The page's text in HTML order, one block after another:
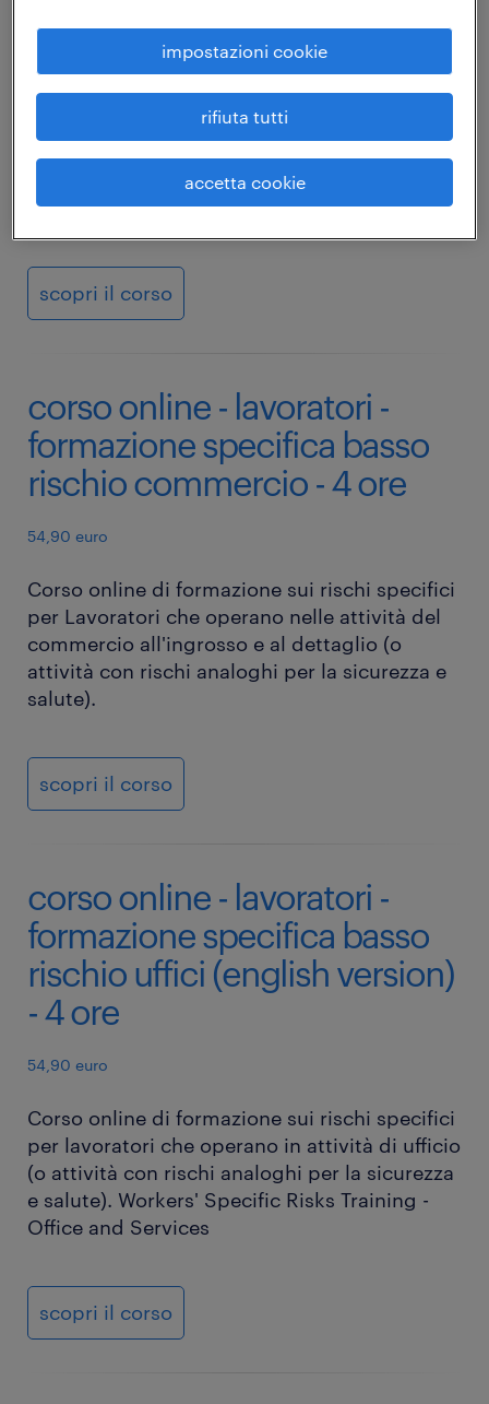
rischio commercio - 4 ore -
guardamiglio - gruppo inalca
- randstad
scopri il corso
corso online - lavoratori -
formazione specifica basso
rischio commercio - 4 ore
54,90 euro
Corso online di formazione sui rischi specifici
per Lavoratori che operano nelle attività del
commercio all'ingrosso e al dettaglio (o
attività con rischi analoghi per la sicurezza e
salute).
scopri il corso
corso online - lavoratori -
formazione specifica basso
rischio uffici (english version)
- 4 ore
54,90 euro
Corso online di formazione sui rischi specifici
per lavoratori che operano in attività di ufficio
(o attività con rischi analoghi per la sicurezza
e salute). Workers' Specific Risks Training -
Office and Services
scopri il corso
impostazioni cookie
rifiuta tutti
accetta cookie